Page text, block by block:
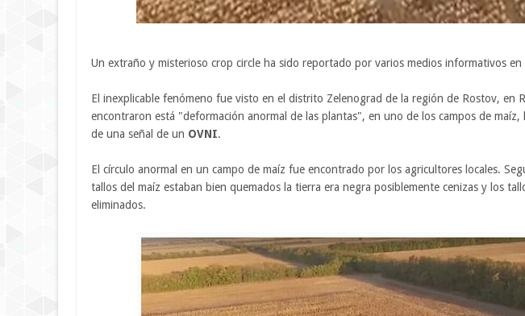
Un extraño y misterioso crop circle ha sido reportado por varios medios informativos en
El inexplicable fenómeno fue visto en el distrito Zelenograd de la región de Rostov, en
encontraron está "deformación anormal de las plantas", en uno de los campos de maíz,
de una señal de un OVNI.
El círculo anormal en un campo de maíz fue encontrado por los agricultores locales.
tallos del maíz estaban bien quemados la tierra era negra posiblemente cenizas y los
eliminados.